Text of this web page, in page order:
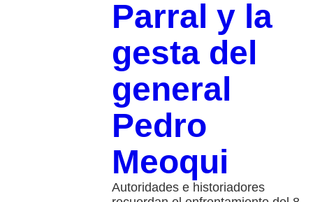
Parral y la
gesta del
general
Pedro
Meoqui
Autoridades e historiadores